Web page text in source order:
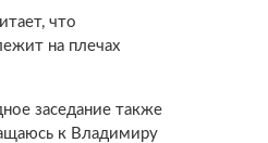
что
на плечах
заседание также
к Владимиру